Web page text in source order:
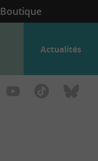
Boutique
Actualités